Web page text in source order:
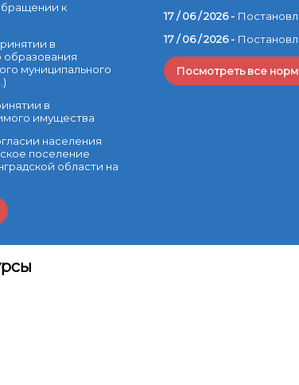
к
в
образования
муниципального
в
имущества
населения
поселение
области на
17 / 06 / 2026 -
17 / 06 / 2026 -
Посмотреть все